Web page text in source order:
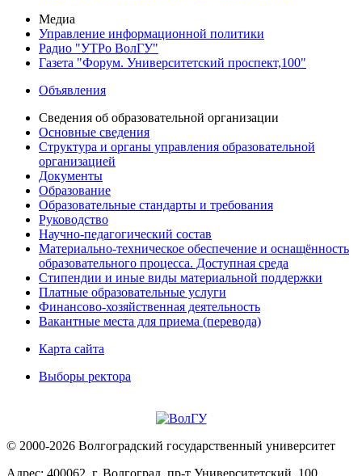
Медиа
Управление информационной политики
Радио "УТРо ВолГУ"
Газета "Форум. Университетский проспект,100"
Объявления
Сведения об образовательной организации
Основные сведения
Структура и органы управления образовательной
организацией
Документы
Образование
Образовательные стандарты и требования
Руководство
Научно-педагогический состав
Материально-техническое обеспечение и оснащённость
образовательного процесса. Доступная среда
Стипендии и иные виды материальной поддержки
Платные образовательные услуги
Финансово-хозяйственная деятельность
Вакантные места для приема (перевода)
Карта сайта
Выборы ректора
© 2000-2026 Волгоградский государственный университет